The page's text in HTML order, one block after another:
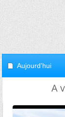
Aujourd'hui
A